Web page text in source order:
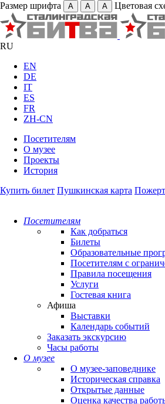
Размер шрифта А А А Цветовая
RU
EN
DE
IT
ES
FR
ZH-CN
Посетителям
О музее
Проекты
История
Купить билет Пушкинская карта
Посетителям
Как добраться
Билеты
Образовательные
Посетителям с
Правила посещения
Услуги
Гостевая книга
Афиша
Выставки
Календарь событий
Заказать экскурсию
Часы работы
О музее
О музее-заповеднике
Историческая справка
Открытые данные
Оценка качества